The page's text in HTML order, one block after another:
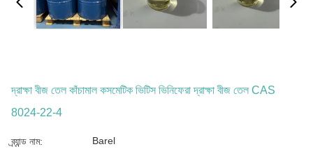
দ্রাক্ষা বীজ তেল কাঁচামাল কসমেটিক ভিটিস ভিনিফেরা দ্রাক্ষা বীজ তেল CAS
8024-22-4
ব্র্যান্ড নাম: Barel